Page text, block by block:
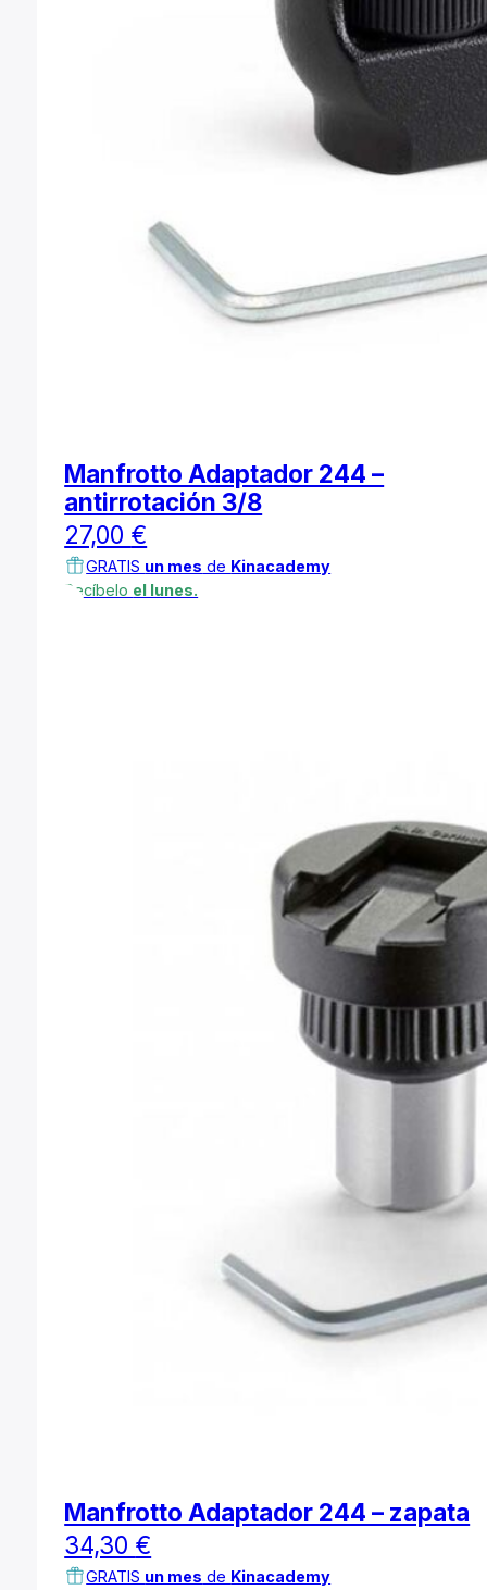
Manfrotto Adaptador 244 –
antirrotación 3/8
27,00 €
GRATIS un mes de Kinacademy
Recíbelo el lunes.
Manfrotto Adaptador 244 – zapata
34,30 €
GRATIS un mes de Kinacademy